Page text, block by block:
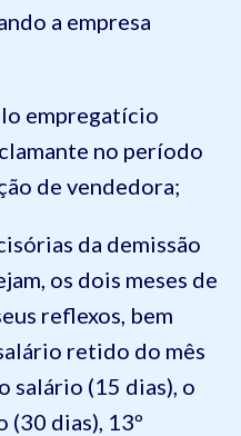
a empresa
empregatício
no período
de vendedora;
da demissão
os dois meses de
reflexos, bem
retido do mês
salário (15 dias), o
(30 dias), 13º